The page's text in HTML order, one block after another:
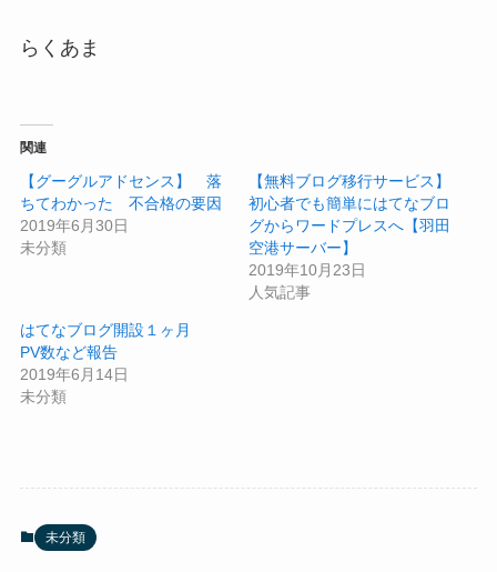
らくあま
関連
【グーグルアドセンス】 落
ちてわかった 不合格の要因
2019年6月30日
未分類
【無料ブログ移行サービス】
初心者でも簡単にはてなブロ
グからワードプレスへ【羽田
空港サーバー】
2019年10月23日
人気記事
はてなブログ開設１ヶ月
PV数など報告
2019年6月14日
未分類
未分類